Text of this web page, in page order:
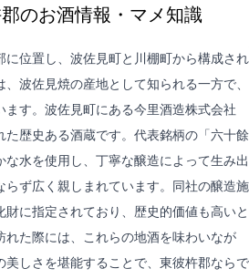
のお酒情報・マメ知識
に位置し、波佐見町と川棚町から構成され
波佐見焼の産地として知られる一方で、
す。波佐見町にある今里酒造株式会社
た歴史ある酒蔵です。代表銘柄の「六十餘
水を使用し、丁寧な醸造によって生み出
らず広く親しまれています。同社の醸造施
に指定されており、歴史的価値も高いと
れた際には、これらの地酒を味わいなが
美しさを堪能することで、東彼杵郡ならで